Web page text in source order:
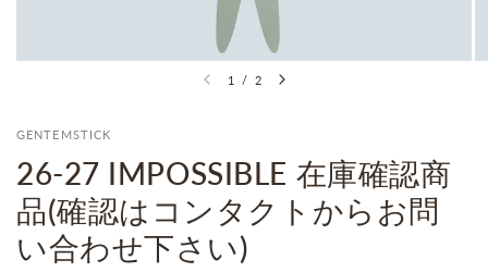
1 / 2
GENTEMSTICK
26-27 IMPOSSIBLE 在庫確認商
品(確認はコンタクトからお問
い合わせ下さい)